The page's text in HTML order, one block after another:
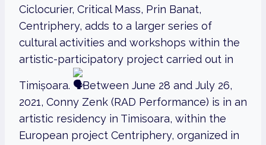
Ciclocurier, Critical Mass, Prin Banat,
Centriphery, adds to a larger series of
cultural activities and workshops within the
artistic-participatory project carried out in
Timișoara.
Between June 28 and July 26,
2021, Conny Zenk (RAD Performance) is in an
artistic residency in Timisoara, within the
European project Centriphery, organized in